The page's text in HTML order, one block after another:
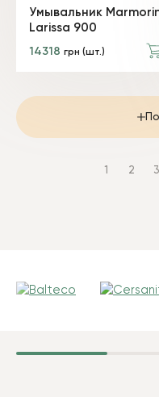
Умывальник
Larissa 900
14318 грн (шт.)
1 2 3